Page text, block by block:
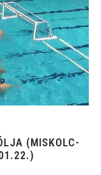
(MISKOLC-